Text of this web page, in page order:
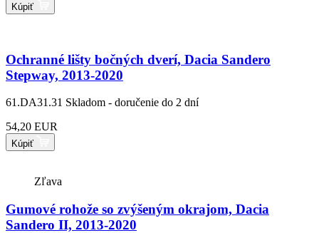
Kúpiť
Ochranné lišty bočných dverí, Dacia Sandero
Stepway, 2013-2020
61.DA31.31 Skladom - doručenie do 2 dní
54,20 EUR
Kúpiť
Zľava
Gumové rohože so zvýšeným okrajom, Dacia
Sandero II, 2013-2020